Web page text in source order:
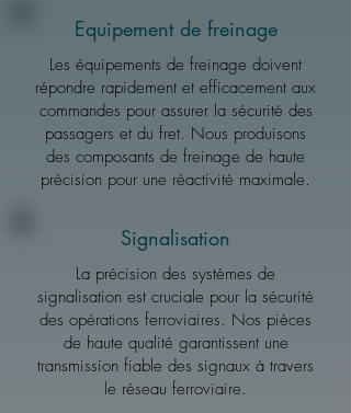
Equipement de freinage
Les équipements de freinage doivent
répondre rapidement et efficacement aux
commandes pour assurer la sécurité des
passagers et du fret. Nous produisons
des composants de freinage de haute
précision pour une réactivité maximale.
Signalisation
La précision des systèmes de
signalisation est cruciale pour la sécurité
des opérations ferroviaires. Nos pièces
de haute qualité garantissent une
transmission fiable des signaux à travers
le réseau ferroviaire.